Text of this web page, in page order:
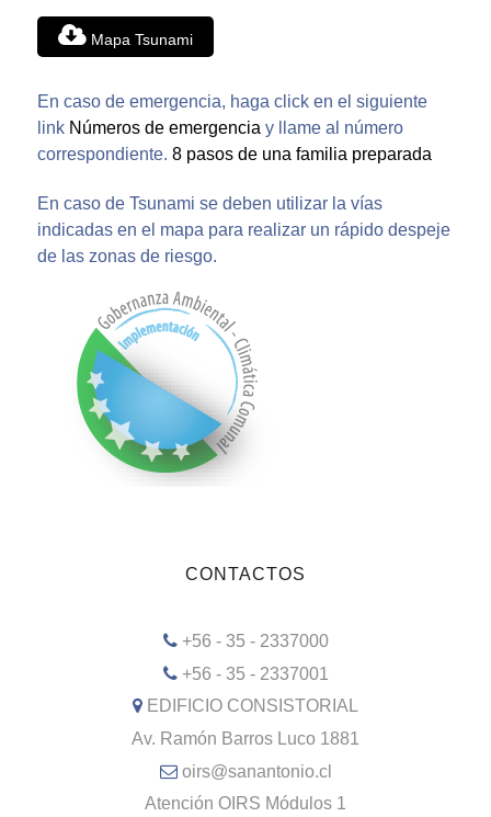
Mapa Tsunami
En caso de emergencia, haga click en el siguiente
link Números de emergencia y llame al número
correspondiente. 8 pasos de una familia preparada
En caso de Tsunami se deben utilizar la vías
indicadas en el mapa para realizar un rápido despeje
de las zonas de riesgo.
CONTACTOS
+56 - 35 - 2337000
+56 - 35 - 2337001
EDIFICIO CONSISTORIAL
Av. Ramón Barros Luco 1881
oirs@sanantonio.cl
Atención OIRS Módulos 1